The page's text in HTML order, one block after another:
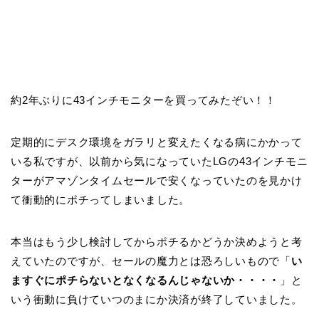
約2年ぶりに43インチモニターを買ってみたぞい！！
定期的にデスク環境をガラリと変えたくなる病にかかって
いる私ですが、以前から気になっていたLGの43インチモニ
ターがアマゾンタイムセールで安くなっていたのを見かけ
て衝動的にポチってしまいました。
本当はもう少し検討してからポチるかどうか決めようと考
えていたのですが、セールの魔力とは恐ろしいもので「い
ますぐにポチらないとなくなるんじゃないか・・・・
」と
いう衝動に負けていつのまにか決済が終了していました。